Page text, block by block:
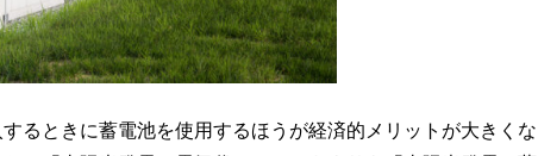
るときに蓄電池を使用するほうが経済的メリットが大きくな